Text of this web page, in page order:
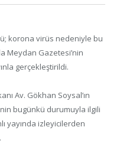
korona virüs nedeniyle bu
Meydan Gazetesi’nin
gerçekleştirildi.
Av. Gökhan Soysal’ın
bugünkü durumuyla ilgili
yayında izleyicilerden